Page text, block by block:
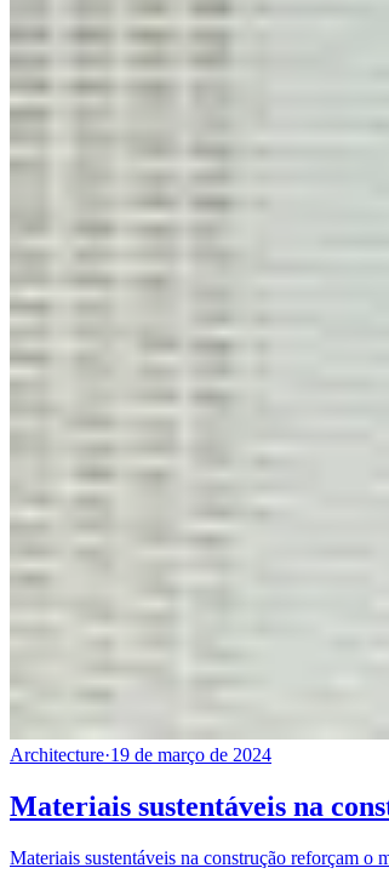
Architecture·19 de março de 2024
Materiais sustentáveis na
Materiais sustentáveis na construção reforçam o